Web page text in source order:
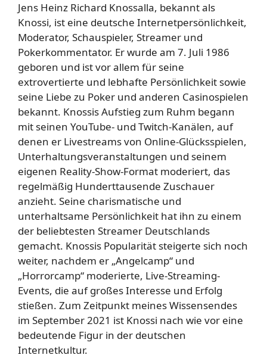
Jens Heinz Richard Knossalla, bekannt als
Knossi, ist eine deutsche Internetpersönlichkeit,
Moderator, Schauspieler, Streamer und
Pokerkommentator. Er wurde am 7. Juli 1986
geboren und ist vor allem für seine
extrovertierte und lebhafte Persönlichkeit sowie
seine Liebe zu Poker und anderen Casinospielen
bekannt. Knossis Aufstieg zum Ruhm begann
mit seinen YouTube- und Twitch-Kanälen, auf
denen er Livestreams von Online-Glücksspielen,
Unterhaltungsveranstaltungen und seinem
eigenen Reality-Show-Format moderiert, das
regelmäßig Hunderttausende Zuschauer
anzieht. Seine charismatische und
unterhaltsame Persönlichkeit hat ihn zu einem
der beliebtesten Streamer Deutschlands
gemacht. Knossis Popularität steigerte sich noch
weiter, nachdem er „Angelcamp“ und
„Horrorcamp“ moderierte, Live-Streaming-
Events, die auf großes Interesse und Erfolg
stießen. Zum Zeitpunkt meines Wissensendes
im September 2021 ist Knossi nach wie vor eine
bedeutende Figur in der deutschen
Internetkultur.